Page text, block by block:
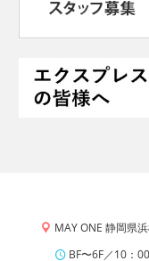
MAY ONE 静岡県
BF〜6F／10：